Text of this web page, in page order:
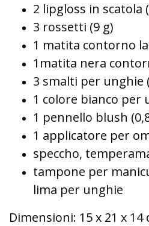
2 lipgloss in scatola
3 rossetti (9 g)
1 matita contorno
1matita nera
3 smalti per unghie
1 colore bianco per
1 pennello blush
1 applicatore per
speccho,
tampone per
lima per unghie
Dimensioni: 15 x 21 x 14